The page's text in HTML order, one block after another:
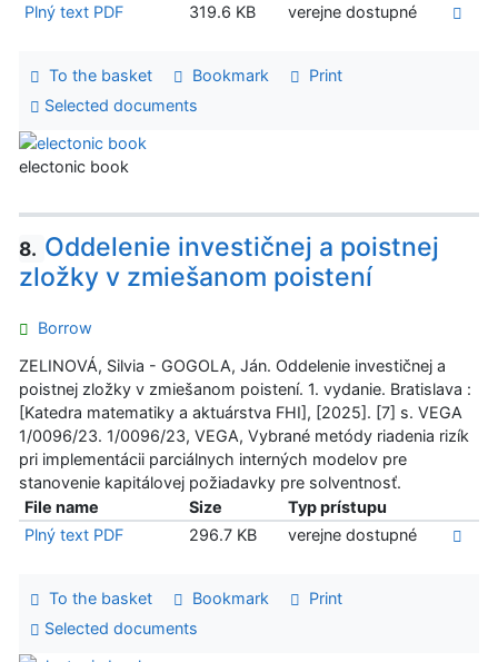
Plný text PDF
319.6 KB verejne dostupné
To the basket Bookmark
Print
Selected documents
electonic book
8. Oddelenie investičnej a poistnej
zložky v zmiešanom poistení
Borrow
ZELINOVÁ, Silvia - GOGOLA, Ján. Oddelenie investičnej a
poistnej zložky v zmiešanom poistení. 1. vydanie. Bratislava :
[Katedra matematiky a aktuárstva FHI], [2025]. [7] s. VEGA
1/0096/23. 1/0096/23, VEGA, Vybrané metódy riadenia rizík
pri implementácii parciálnych interných modelov pre
stanovenie kapitálovej požiadavky pre solventnosť.
File name
Size
Typ prístupu
Plný text PDF
296.7 KB verejne dostupné
To the basket Bookmark
Print
Selected documents